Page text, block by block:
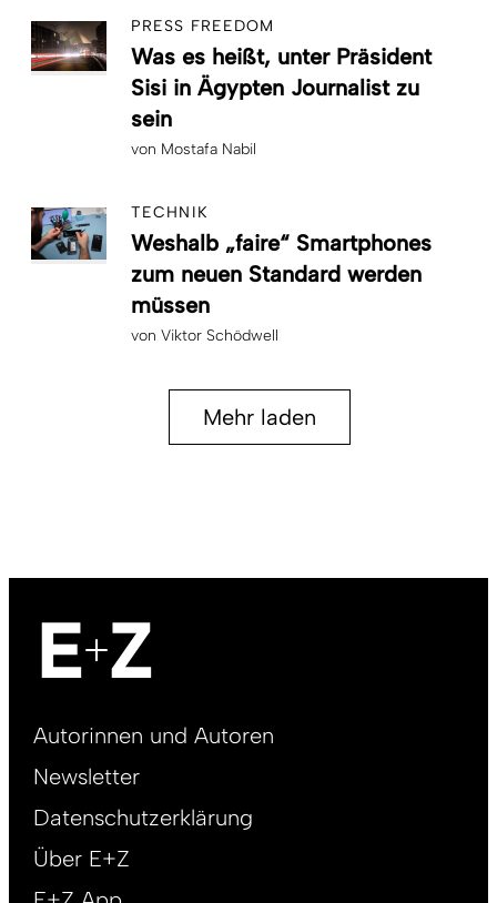
PRESS FREEDOM
Was es heißt, unter Präsident
Sisi in Ägypten Journalist zu
sein
von Mostafa Nabil
TECHNIK
Weshalb „faire“ Smartphones
zum neuen Standard werden
müssen
von Viktor Schödwell
Mehr laden
Footer
DE
Autorinnen und Autoren
Newsletter
Datenschutzerklärung
Über E+Z